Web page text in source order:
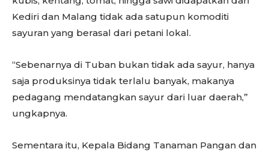
Kediri dan Malang tidak ada satupun komoditi
sayuran yang berasal dari petani lokal.
“Sebenarnya di Tuban bukan tidak ada sayur, hanya
saja produksinya tidak terlalu banyak, makanya
pedagang mendatangkan sayur dari luar daerah,”
ungkapnya.
Sementara itu, Kepala Bidang Tanaman Pangan dan